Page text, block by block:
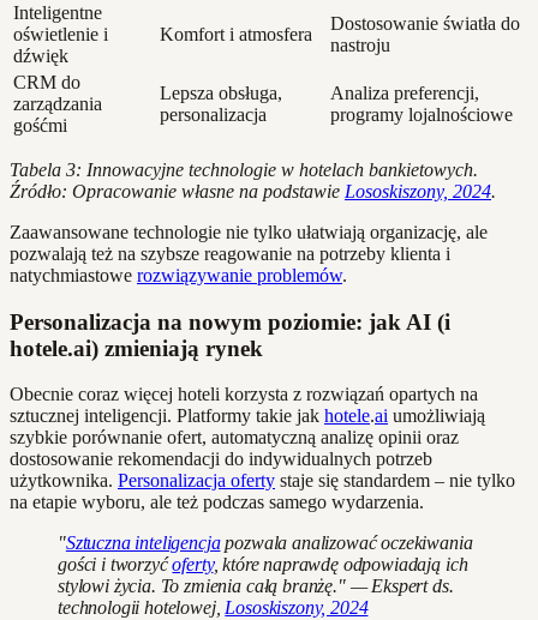
Inteligentne
oświetlenie i
dźwięk
Komfort i atmosfera
Dostosowanie światła do
nastroju
CRM do
zarządzania
gośćmi
Lepsza obsługa,
personalizacja
Analiza preferencji,
programy lojalnościowe
Tabela 3: Innowacyjne technologie w hotelach bankietowych.
Źródło: Opracowanie własne na podstawie Lososkiszony, 2024.
Zaawansowane technologie nie tylko ułatwiają organizację, ale
pozwalają też na szybsze reagowanie na potrzeby klienta i
natychmiastowe rozwiązywanie problemów.
Personalizacja na nowym poziomie: jak AI (i
hotele.ai) zmieniają rynek
Obecnie coraz więcej hoteli korzysta z rozwiązań opartych na
sztucznej inteligencji. Platformy takie jak hotele.ai umożliwiają
szybkie porównanie ofert, automatyczną analizę opinii oraz
dostosowanie rekomendacji do indywidualnych potrzeb
użytkownika. Personalizacja oferty staje się standardem – nie tylko
na etapie wyboru, ale też podczas samego wydarzenia.
"Sztuczna inteligencjapozwala analizować oczekiwania
gości i tworzyćoferty, które naprawdę odpowiadają ich
stylowi życia. To zmienia całą branżę." — Ekspert ds.
technologii hotelowej, Lososkiszony, 2024